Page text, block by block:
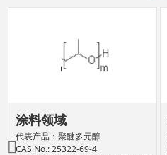
涂料领域
代表产品：聚醚多元醇
CAS No.: 25322-69-4